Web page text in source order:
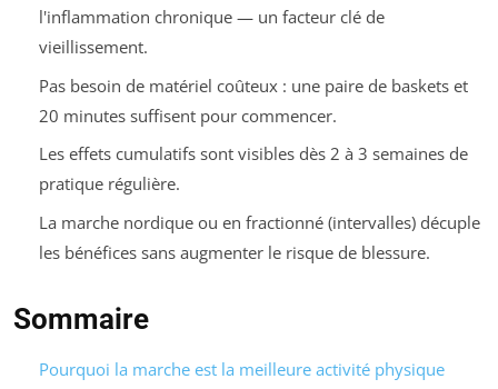
l'inflammation chronique — un facteur clé de
vieillissement.
Pas besoin de matériel coûteux : une paire de baskets et
20 minutes suffisent pour commencer.
Les effets cumulatifs sont visibles dès 2 à 3 semaines de
pratique régulière.
La marche nordique ou en fractionné (intervalles) décuple
les bénéfices sans augmenter le risque de blessure.
Sommaire
Pourquoi la marche est la meilleure activité physique